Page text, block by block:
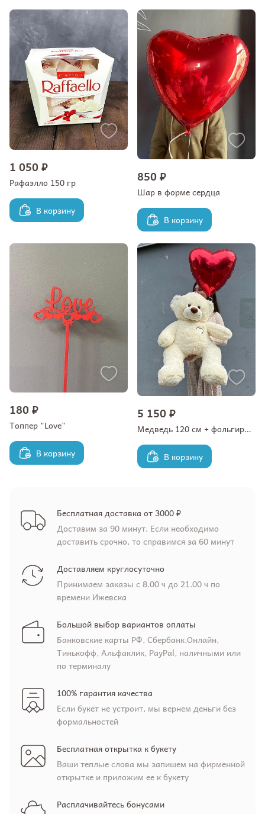
1 050 ₽
Рафаэлло 150 гр
В корзину
850 ₽
Шар в форме сердца
В корзину
180 ₽
Топпер "Love"
В корзину
5 150 ₽
Медведь 120 см + фольгированный шар-сердце
В корзину
Бесплатная доставка от 3000 ₽
Доставим за 90 минут. Если необходимо
доставить срочно, то справимся за 60 минут
Доставляем круглосуточно
Принимаем заказы с 8.00 ч до 21.00 ч по
времени Ижевска
Большой выбор вариантов оплаты
Банковские карты РФ, Сбербанк.Онлайн,
Тинькофф, Альфаклик, PayPal, наличными или
по терминалу
100% гарантия качества
Если букет не устроит, мы вернем деньги без
формальностей
Бесплатная открытка к букету
Ваши теплые слова мы запишем на фирменной
открытке и приложим ее к букету
Расплачивайтесь бонусами